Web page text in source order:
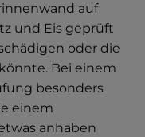
auf
und Eis geprüft
oder die
Bei einem
besonders
einem
anhaben